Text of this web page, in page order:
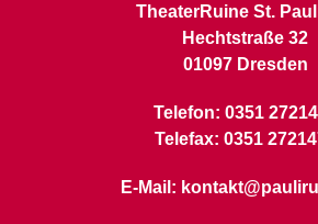
TheaterRuine St.
Hechtstraße 32
01097 Dresden
Telefon: 0351
Telefax: 0351
E-Mail: